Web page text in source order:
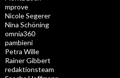
mprove
Nicole Segerer
Nina Schöning
omnia360
pambieni
Petra Wille
Rainer Gibbert
redaktionsteam